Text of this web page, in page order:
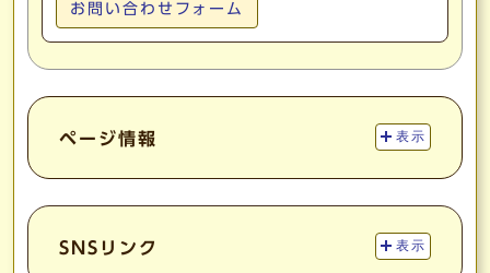
お問い合わせフォーム
ページ情報 表示
SNSリンク 表示